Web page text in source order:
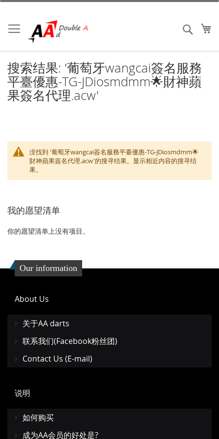
跳
内
容
搜索
搜索结果: '葡萄牙wangcai簽名服務
平臺優惠-TG-JDiosmdmm🌟財神蘋
果簽名代理.acw'
没找到 '葡萄牙wangcai簽名服務平臺優惠-TG-JDiosmdmm🌟
財神蘋果簽名代理.acw'的搜寻结果。显示相近内容的搜寻结
果。
我的愿望清单
你的愿望清单上没有项目。
Our information
About Us
关于AA darts
联系我们(Facebook粉丝团)
Contact Us (E-mail)
说明
如何购买
成为AA会员的好处是?